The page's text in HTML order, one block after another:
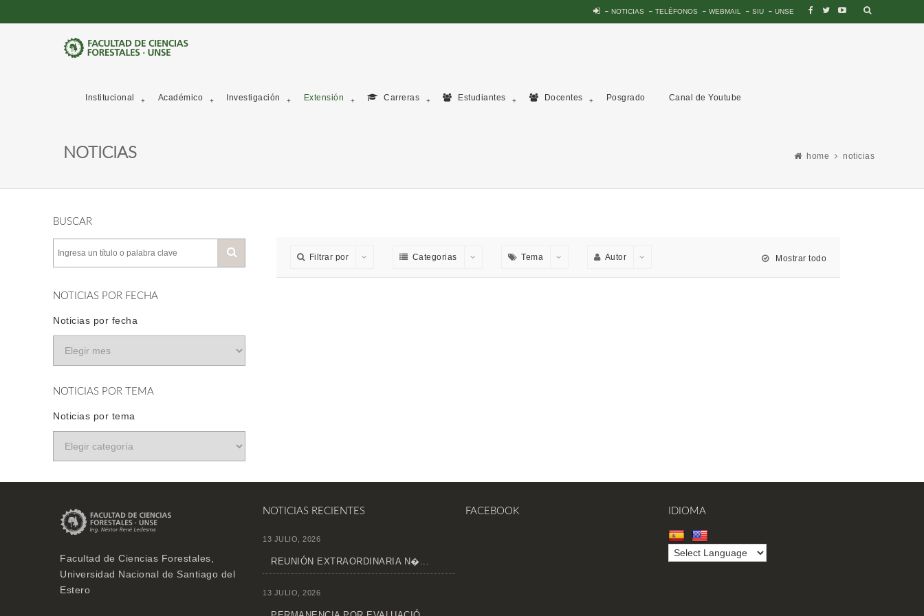
NOTICIAS TELÉFONOS WEBMAIL SIU UNSE
Institucional Académico Investigación Extensión Carreras Estudiantes Docentes Posgrado Canal de Youtube
NOTICIAS home noticias
BUSCAR
NOTICIAS POR FECHA
Noticias por fecha
NOTICIAS POR TEMA
Noticias por tema
Filtrar por Categorias Tema Autor Mostrar todo
Facultad de Ciencias Forestales,
Universidad Nacional de Santiago del
Estero
NOTICIAS RECIENTES
13 JULIO, 2026
REUNIÓN EXTRAORDINARIA N�...
13 JULIO, 2026
FACEBOOK IDIOMA